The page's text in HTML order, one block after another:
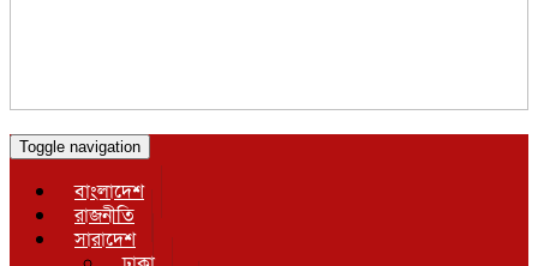
Toggle navigation
বাংলাদেশ
রাজনীতি
সারাদেশ